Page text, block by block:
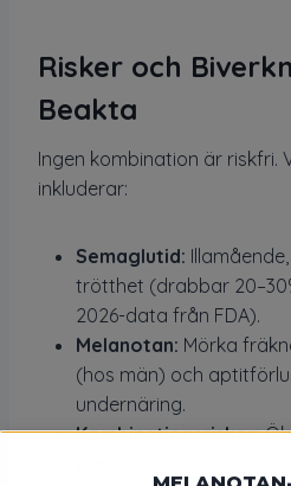
Risker och
Beakta
Ingen kombination är riskfri.
inkluderar:
Semaglutid:
trötthet (drabbar
2026-data från FDA).
Melanotan: Mörka
(hos män) och
undernäring.
Kombinationsrisker: